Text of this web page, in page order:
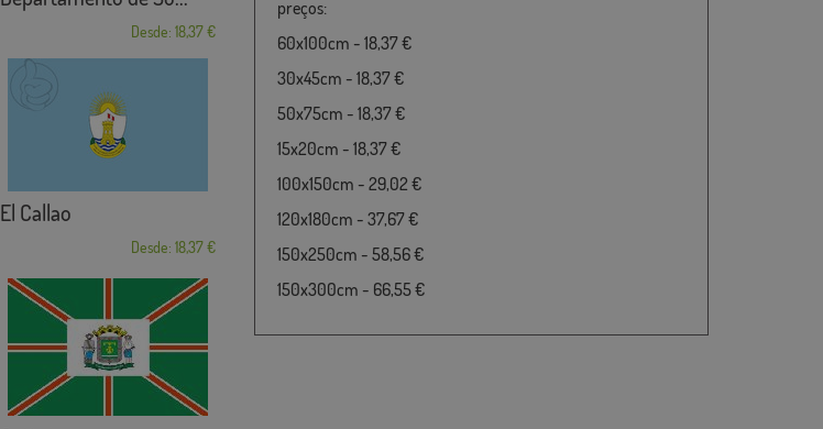
Desde: 18,37 €
El Callao
Desde: 18,37 €
preços:
60x100cm - 18,37 €
30x45cm - 18,37 €
50x75cm - 18,37 €
15x20cm - 18,37 €
100x150cm - 29,02 €
120x180cm - 37,67 €
150x250cm - 58,56 €
150x300cm - 66,55 €